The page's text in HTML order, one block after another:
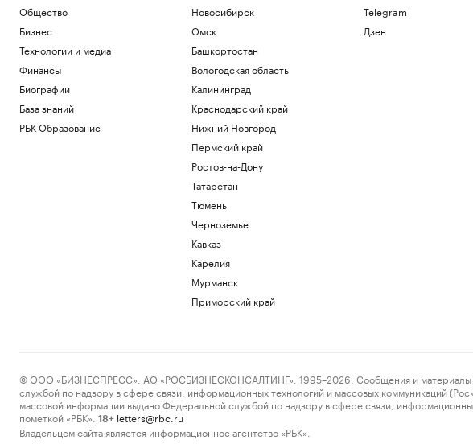
Общество
Бизнес
Технологии и медиа
Финансы
Биографии
База знаний
РБК Образование
Новосибирск
Омск
Башкортостан
Вологодская область
Калининград
Краснодарский край
Нижний Новгород
Пермский край
Ростов-на-Дону
Татарстан
Тюмень
Черноземье
Кавказ
Карелия
Мурманск
Приморский край
Telegram
Дзен
© ООО «БИЗНЕСПРЕСС», АО «РОСБИЗНЕСКОНСАЛТИНГ», 1995–2026. Сообщения и материалы
службой по надзору в сфере связи, информационных технологий и массовых коммуникаций
массовой информации выдано Федеральной службой по надзору в сфере связи,
пометкой «РБК».
18+ letters@rbc.ru
Владельцем сайта является информационное агентство «РБК».